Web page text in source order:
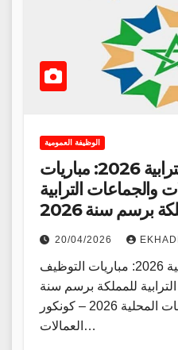
الوظيفة العمومية
مباراة الجماعات الترابية 2026: مباريات
والجماعات الترابية
برسم سنة 2026
20/04/2026
مباراة الجماعات الترابية 2026: مباريات التوظيف
للمملكة برسم سنة
2026 كونكور الجماعات المحلية 2026 – كونكور
العمالات…